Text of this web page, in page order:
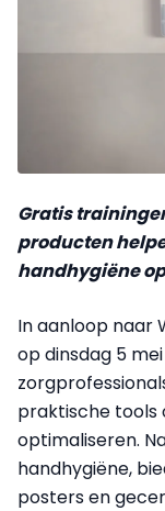
Gratis
producten
handhygiëne
In aanloop naar
op dinsdag 5
praktische tools
optimaliseren.
handhygiëne,
posters en